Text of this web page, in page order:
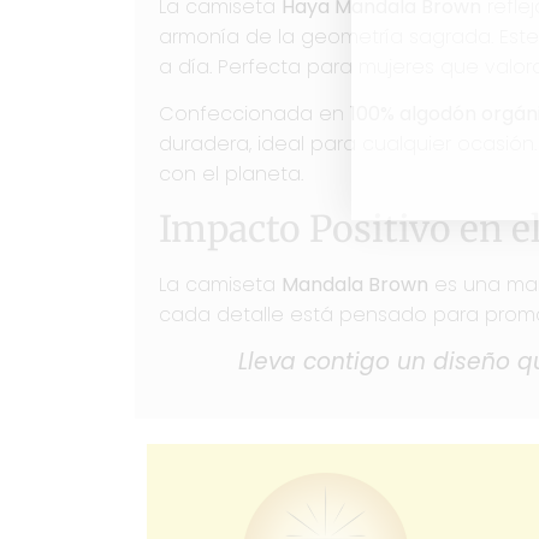
La camiseta Haya Mandala Brown
armonía de la geometría sagrada.
a día. Perfecta para mujeres que
Confeccionada en 100% algodón
duradera, ideal para cualquier
con el planeta.
Impacto Positivo en
La camiseta Mandala Brown es una
cada detalle está pensado para
Lleva contigo un diseño